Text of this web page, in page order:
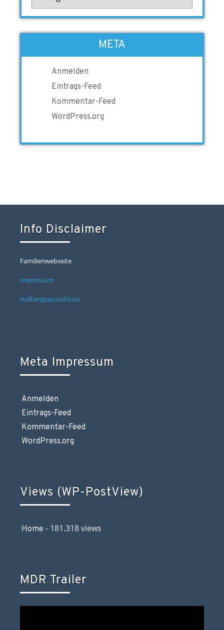
META
Anmelden
Eintrags-Feed
Kommentar-Feed
WordPress.org
Info Disclaimer
Familienwebseite
Impressum
Haftungsausschluss
Meta Impressum
Anmelden
Eintrags-Feed
Kommentar-Feed
WordPress.org
Views (WP-PostView)
Home - 181.318 views
MDR Trailer